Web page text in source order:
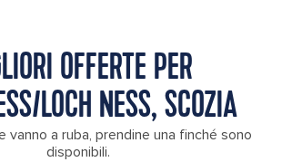
OFFERTE PER
LOCH NESS, SCOZIA
vanno a ruba, prendine una finché sono
disponibili.